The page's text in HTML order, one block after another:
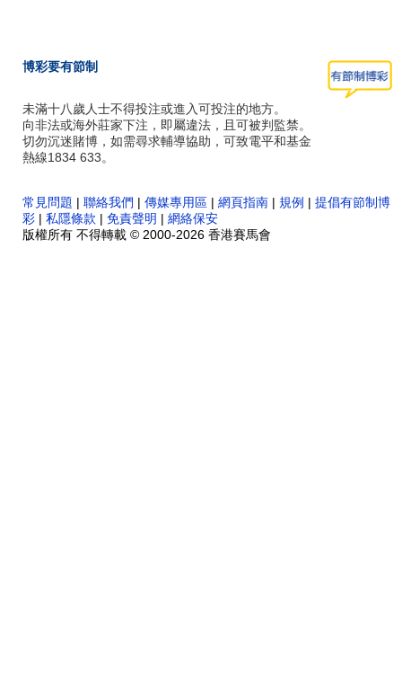
博彩要有節制
未滿十八歲人士不得投注或進入可投注的地方。
向非法或海外莊家下注，即屬違法，且可被判監禁。
切勿沉迷賭博，如需尋求輔導協助，可致電平和基金
熱線1834 633。
常見問題 | 聯絡我們 | 傳媒專用區 | 網頁指南 | 規例 | 提倡有節制博
彩 | 私隱條款 | 免責聲明 | 網絡保安
版權所有 不得轉載 © 2000-2026 香港賽馬會